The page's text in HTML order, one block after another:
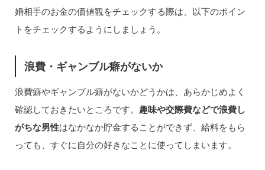
婚相手のお金の価値観をチェックする際は、以下のポイン
トをチェックするようにしましょう。
浪費・ギャンブル癖がないか
浪費癖やギャンブル癖がないかどうかは、あらかじめよく
確認しておきたいところです。 趣味や交際費などで浪費し
がちな男性はなかなか貯金することができず、給料をもら
っても、すぐに自分の好きなことに使ってしまいます。